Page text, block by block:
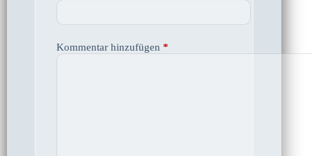
Kommentar hinzufügen *